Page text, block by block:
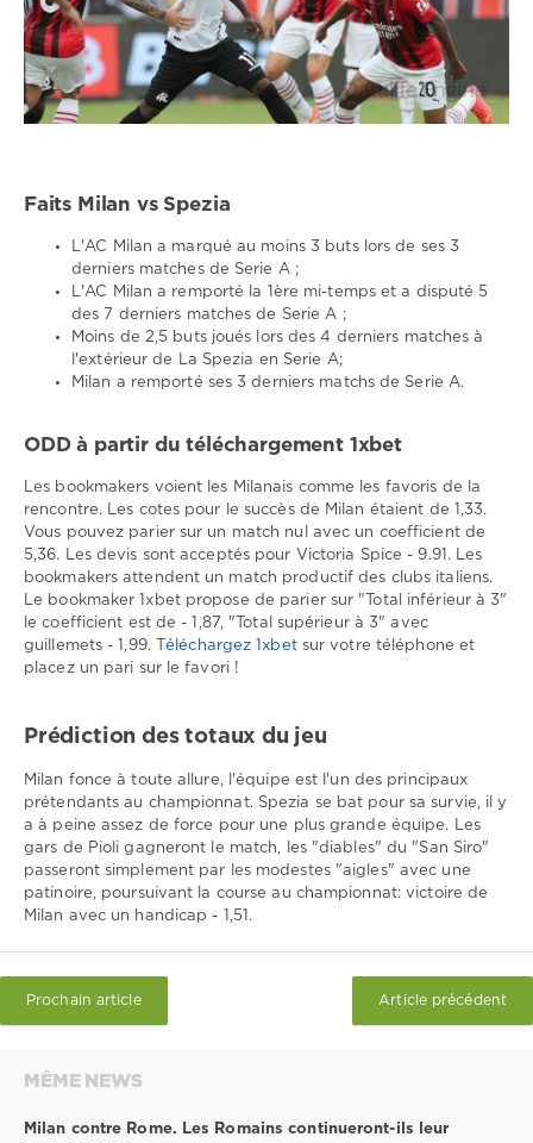
Faits Milan vs Spezia
L'AC Milan a marqué au moins 3 buts lors de ses 3
derniers matches de Serie A ;
L'AC Milan a remporté la 1ère mi-temps et a disputé 5
des 7 derniers matches de Serie A ;
Moins de 2,5 buts joués lors des 4 derniers matches à
l'extérieur de La Spezia en Serie A;
Milan a remporté ses 3 derniers matchs de Serie A.
ODD à partir du téléchargement 1xbet
Les bookmakers voient les Milanais comme les favoris de la
rencontre. Les cotes pour le succès de Milan étaient de 1,33.
Vous pouvez parier sur un match nul avec un coefficient de
5,36. Les devis sont acceptés pour Victoria Spice - 9.91. Les
bookmakers attendent un match productif des clubs italiens.
Le bookmaker 1xbet propose de parier sur "Total inférieur à 3"
le coefficient est de - 1,87, "Total supérieur à 3" avec
guillemets - 1,99.
Téléchargez 1xbet sur votre téléphone et
placez un pari sur le favori !
Prédiction des totaux du jeu
Milan fonce à toute allure, l'équipe est l'un des principaux
prétendants au championnat. Spezia se bat pour sa survie, il y
a à peine assez de force pour une plus grande équipe. Les
gars de Pioli gagneront le match, les "diables" du "San Siro"
passeront simplement par les modestes "aigles" avec une
patinoire, poursuivant la course au championnat: victoire de
Milan avec un handicap - 1,51.
Prochain article Article précédent
MÊME NEWS
Milan contre Rome. Les Romains continueront-ils leur